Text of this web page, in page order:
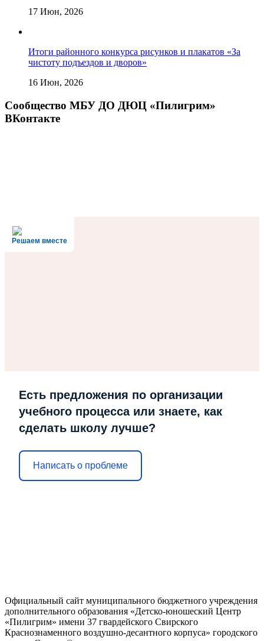
17 Июн, 2026
Итоги районного конкурса рисунков и плакатов «За
чистоту подъездов и дворов»
16 Июн, 2026
Сообщество МБУ ДО ДЮЦ «Пилигрим»
ВКонтакте
Решаем вместе
Есть предложения по организации
учебного процесса или знаете, как
сделать школу лучше?
Написать о проблеме
Официальный сайт муниципального бюджетного учреждения
дополнительного образования «Детско-юношеский Центр
«Пилигрим» имени 37 гвардейского Свирского
Краснознаменного воздушно-десантного корпуса» городского